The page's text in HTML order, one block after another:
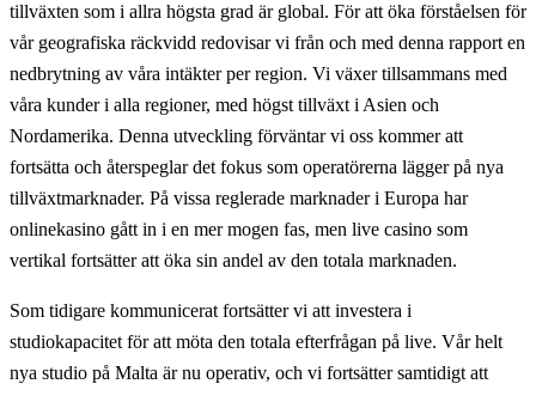
tillväxten som i allra högsta grad är global. För att öka förståelsen för
vår geografiska räckvidd redovisar vi från och med denna rapport en
nedbrytning av våra intäkter per region. Vi växer tillsammans med
våra kunder i alla regioner, med högst tillväxt i Asien och
Nordamerika. Denna utveckling förväntar vi oss kommer att
fortsätta och återspeglar det fokus som operatörerna lägger på nya
tillväxtmarknader. På vissa reglerade marknader i Europa har
onlinekasino gått in i en mer mogen fas, men live casino som
vertikal fortsätter att öka sin andel av den totala marknaden.
Som tidigare kommunicerat fortsätter vi att investera i
studiokapacitet för att möta den totala efterfrågan på live. Vår helt
nya studio på Malta är nu operativ, och vi fortsätter samtidigt att